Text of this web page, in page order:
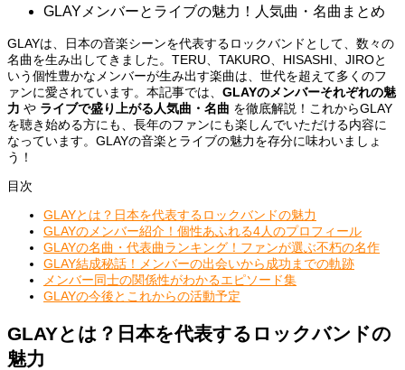
GLAYメンバーとライブの魅力！人気曲・名曲まとめ
GLAYは、日本の音楽シーンを代表するロックバンドとして、数々の
名曲を生み出してきました。TERU、TAKURO、HISASHI、JIROと
いう個性豊かなメンバーが生み出す楽曲は、世代を超えて多くのフ
ァンに愛されています。本記事では、 GLAYのメンバーそれぞれの魅
力 や ライブで盛り上がる人気曲・名曲 を徹底解説！これからGLAY
を聴き始める方にも、長年のファンにも楽しんでいただける内容に
なっています。GLAYの音楽とライブの魅力を存分に味わいましょ
う！
目次
GLAYとは？日本を代表するロックバンドの魅力
GLAYのメンバー紹介！個性あふれる4人のプロフィール
GLAYの名曲・代表曲ランキング！ファンが選ぶ不朽の名作
GLAY結成秘話！メンバーの出会いから成功までの軌跡
メンバー同士の関係性がわかるエピソード集
GLAYの今後とこれからの活動予定
GLAYとは？日本を代表するロックバンドの
魅力